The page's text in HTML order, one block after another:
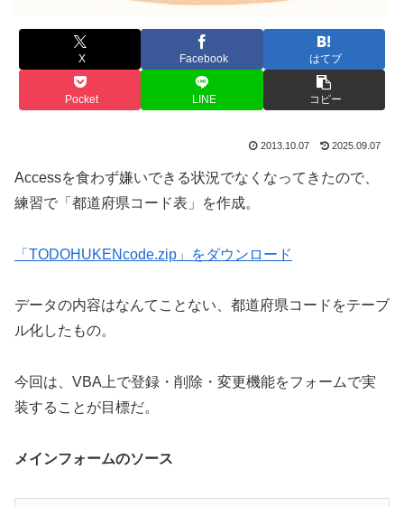
X Facebook はてブ
Pocket LINE コピー
2013.10.07 2025.09.07
Accessを食わず嫌いできる状況でなくなってきたので、
練習で「都道府県コード表」を作成。
「TODOHUKENcode.zip」をダウンロード
データの内容はなんてことない、都道府県コードをテーブ
ル化したもの。
今回は、VBA上で登録・削除・変更機能をフォームで実
装することが目標だ。
メインフォームのソース